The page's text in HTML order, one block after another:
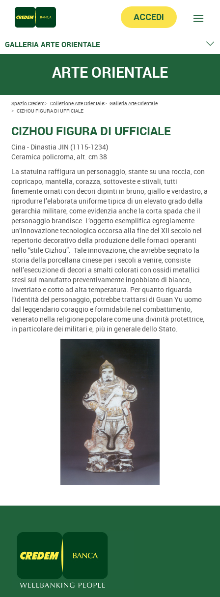
ACCEDI
GALLERIA ARTE ORIENTALE
Testa di Buddha Sakyamuni
Due figure di dignitari
Figura di soldato straniero
Volto di divinità
Testa di uomo
Coppia di giare funerarie Yingqing
Cizhou figura di ufficiale
Testa di Buddha Sankhaburi
Kalika
Piatto a orlo polilobato
Bodhisattva
Vaso da giardino
Vaso a balaustra Meiping
Coppa Wucai
Il bodhisattva Maitreya
Vaso a rullo blu e bianco
Coppia di anfore
Leone Fo
Due coppe Brinjal gialle
Piatto Famille- verte
Vaso Breaker Langyao
Piatto tre cavalli
Vaso a rullo
Piatto Arita, stile Kraak
Zuppiera Arita blu e bianca
Testa di Buddha Sakyamuni
Vaso a forma di doppia zucca con simboli buddisti
Incensiere in forma di vaso arcaistico fang- ding
Incensiere in forma di vaso arcaistico gui
Piatto decorato con simboli buddisti
Coppia di pomelli per asta di rotolo dipinto
Due tazze in smalti policromi susancai
Il guru Padmasambhava
Bruciaprofumi da altare in forma di vaso arcaistico ding
Coppa a stelo nera
ARTE ORIENTALE
Spazio Credem Collezione Arte Orientale
Galleria Arte Orientale
CIZHOU FIGURA DI UFFICIALE
CIZHOU FIGURA DI UFFICIALE
Cina - Dinastia JIN (1115-1234)
Ceramica policroma, alt. cm 38
La statuina raffigura un personaggio, stante su una roccia, con
copricapo, mantella, corazza, sottoveste e stivali, tutti
finemente ornati con decori dipinti in bruno, giallo e verdastro, a
riprodurre l’elaborata uniforme tipica di un elevato grado della
gerarchia militare, come evidenzia anche la corta spada che il
personaggio brandisce. L’oggetto esemplifica egregiamente
un’innovazione tecnologica occorsa alla fine del XII secolo nel
repertorio decorativo della produzione delle fornaci operanti
nello “stile Cizhou”. Tale innovazione, che avrebbe segnato la
storia della porcellana cinese per i secoli a venire, consiste
nell’esecuzione di decori a smalti colorati con ossidi metallici
stesi sul manufatto preventivamente ingobbiato di bianco,
invetriato e cotto ad alta temperatura. Per quanto riguarda
l’identità del personaggio, potrebbe trattarsi di Guan Yu uomo
dal leggendario coraggio e formidabile nel combattimento,
venerato nella religione popolare come una divinità protettrice,
in particolare dei militari e, più in generale dello Stato.